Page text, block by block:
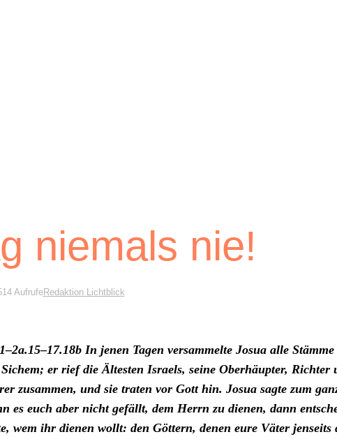
niemals nie!
AufrufeRedaktion Lichtblick
In jenen Tagen ver­sam­melte Josua alle Stämme
er rief die Ältesten Israels, seine Ober­häupter, Richter
zusam­men, und sie trat­en vor Gott hin. ­Josua sagte zum
es euch aber nicht gefällt, dem Her­rn zu dienen, dann
wem ihr dienen wollt: den Göt­tern, denen eure Väter jen­seits